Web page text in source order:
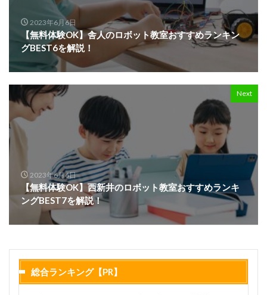
2023年6月6日
【無料体験OK】舎人のロボット教室おすすめランキン
グBEST6を解説！
Next
2023年6月6日
【無料体験OK】西新井のロボット教室おすすめランキ
ングBEST7を解説！
総合ランキング【PR】